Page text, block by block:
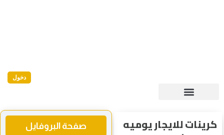
دخول
كرينات للايجار يوميه
صفحة البروفايل